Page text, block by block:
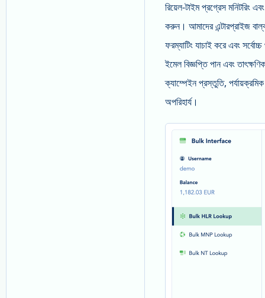
রিয়েল-টাইম প্রগ্রেস মনিটরিং
করুন। আমাদের এন্টারপ্রাইজ
ফরম্যাটিং যাচাই করে এবং
ইমেল বিজ্ঞপ্তি পান এবং
ক্যাম্পেইন প্রস্তুতি,
অপরিহার্য।